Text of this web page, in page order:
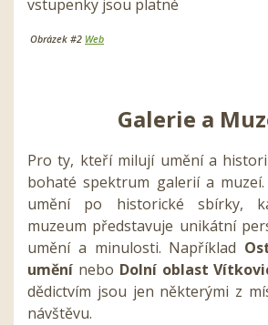
Obrázek #2 Web
Galerie a
Pro ty, kteří milují umění a
bohaté spektrum galerií a
umění po historické sbírky,
muzeum představuje unikátní
umění a minulosti. Například
umění nebo Dolní oblast
dědictvím jsou jen některými z
návštěvu.